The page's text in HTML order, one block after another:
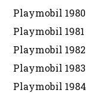
Playmobil 1980
Playmobil 1981
Playmobil 1982
Playmobil 1983
Playmobil 1984